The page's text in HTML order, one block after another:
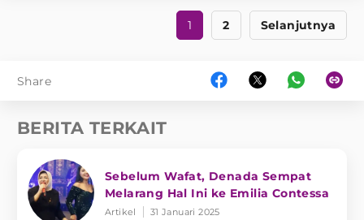
1 2 Selanjutnya
Share
BERITA TERKAIT
Sebelum Wafat, Denada Sempat
Melarang Hal Ini ke Emilia Contessa
Artikel 31 Januari 2025